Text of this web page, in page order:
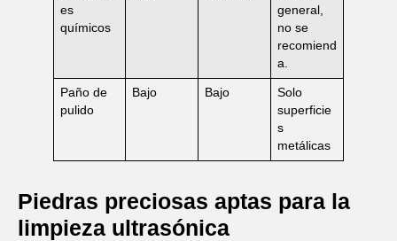
es
químicos
general,
no se
recomiend
a.
Paño de
pulido
Bajo Bajo
Solo
superficie
s
metálicas
Piedras preciosas aptas para la
limpieza ultrasónica